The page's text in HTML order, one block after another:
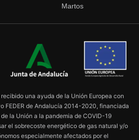
Martos
una ayuda de la Unión Europea con
FEDER de Andalucía 2014-2020, financiada
la Unión a la pandemia de COVID-19
el sobrecoste energético de gas natural y/o
especialmente afectados por el